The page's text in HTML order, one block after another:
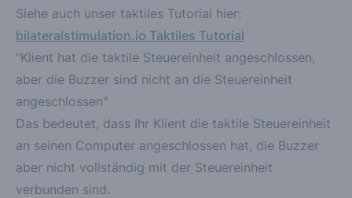
Siehe auch unser taktiles Tutorial hier:
bilateralstimulation.io Taktiles Tutorial
"Klient hat die taktile Steuereinheit angeschlossen,
aber die Buzzer sind nicht an die Steuereinheit
angeschlossen"
Das bedeutet, dass Ihr Klient die taktile Steuereinheit
an seinen Computer angeschlossen hat, die Buzzer
aber nicht vollständig mit der Steuereinheit
verbunden sind.